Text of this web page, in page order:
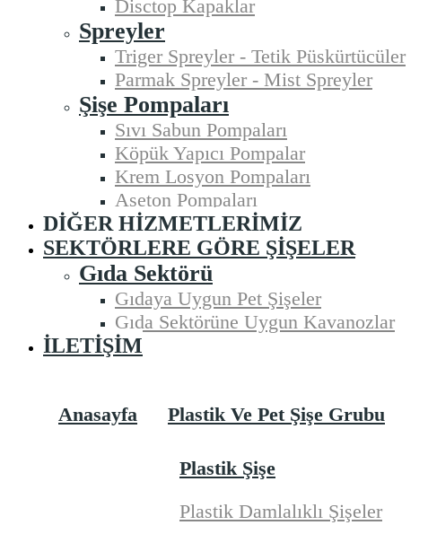
Disctop Kapaklar
Spreyler
Triger Spreyler - Tetik Püskürtücüler
Parmak Spreyler - Mist Spreyler
Şişe Pompaları
Sıvı Sabun Pompaları
Köpük Yapıcı Pompalar
Krem Losyon Pompaları
Aseton Pompaları
DIĞER HIZMETLERIMIZ
SEKTÖRLERE GÖRE ŞIŞELER
Gıda Sektörü
Gıdaya Uygun Pet Şişeler
Gıda Sektörüne Uygun Kavanozlar
İLETIŞIM
Anasayfa Plastik Ve Pet Şişe Grubu
Plastik Şişe
Plastik Damlalıklı Şişeler